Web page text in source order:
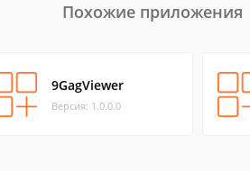
Похожие приложения
9GagViewer
Версия: 1.0.0.0